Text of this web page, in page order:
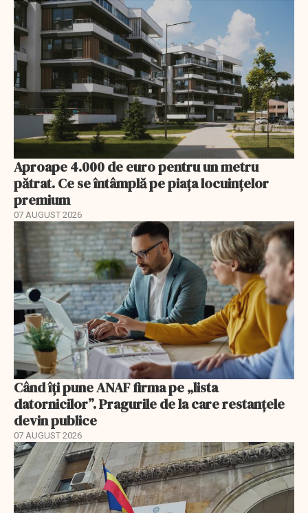
Aproape 4.000 de euro pentru un metru
pătrat. Ce se întâmplă pe piața locuințelor
premium
07 AUGUST 2026
Când îți pune ANAF firma pe „lista
datornicilor”. Pragurile de la care restanțele
devin publice
07 AUGUST 2026